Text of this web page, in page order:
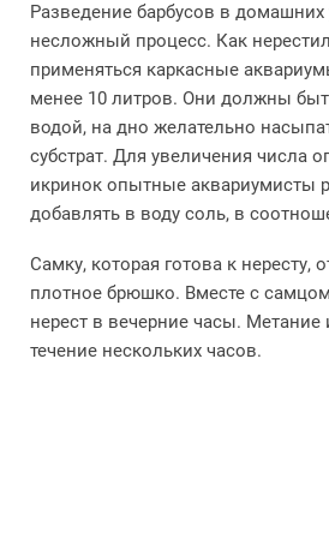
Разведение барбусов в домашних
несложный процесс. Как
применяться каркасные
менее 10 литров. Они должны
водой, на дно желательно
субстрат. Для увеличения числа
икринок опытные аквариумисты
добавлять в воду соль, в
Самку, которая готова к нересту,
плотное брюшко. Вместе с
нерест в вечерние часы. Метание
течение нескольких часов.